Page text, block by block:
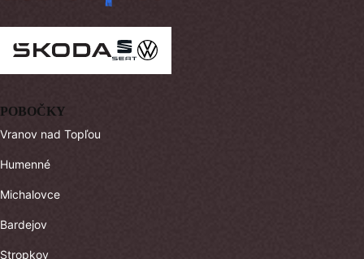
POBOČKY
Vranov nad Topľou
Humenné
Michalovce
Bardejov
Stropkov